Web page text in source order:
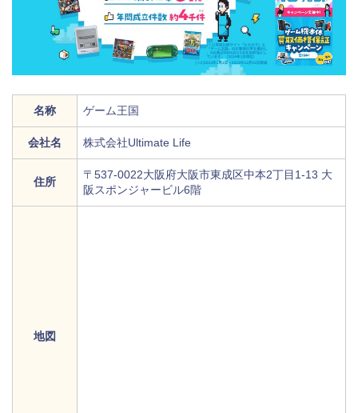
名称 ゲーム王国
会社名 株式会社Ultimate Life
住所
〒537-0022大阪府大阪市東成区中本2丁目1-13 大
阪スポンジャービル6階
地図